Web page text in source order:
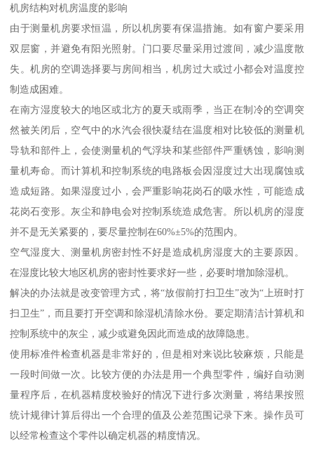
机房结构对机房温度的影响
由于测量机房要求恒温，所以机房要有保温措施。如有窗户要采用
双层窗，并避免有阳光照射。门口要尽量采用过渡间，减少温度散
失。机房的空调选择要与房间相当，机房过大或过小都会对温度控
制造成困难。
在南方湿度较大的地区或北方的夏天或雨季，当正在制冷的空调突
然被关闭后，空气中的水汽会很快凝结在温度相对比较低的测量机
导轨和部件上，会使测量机的气浮块和某些部件严重锈蚀，影响测
量机寿命。而计算机和控制系统的电路板会因湿度过大出现腐蚀或
造成短路。如果湿度过小，会严重影响花岗石的吸水性，可能造成
花岗石变形。灰尘和静电会对控制系统造成危害。所以机房的湿度
并不是无关紧要的，要尽量控制在60%±5%的范围内。
空气湿度大、测量机房密封性不好是造成机房湿度大的主要原因。
在湿度比较大地区机房的密封性要求好一些，必要时增加除湿机。
解决的办法就是改变管理方式，将“放假前打扫卫生”改为“上班时打
扫卫生”，而且要打开空调和除湿机清除水份。要定期清洁计算机和
控制系统中的灰尘，减少或避免因此而造成的故障隐患。
使用标准件检查机器是非常好的，但是相对来说比较麻烦，只能是
一段时间做一次。比较方便的办法是用一个典型零件，编好自动测
量程序后，在机器精度校验好的情况下进行多次测量，将结果按照
统计规律计算后得出一个合理的值及公差范围记录下来。操作员可
以经常检查这个零件以确定机器的精度情况。